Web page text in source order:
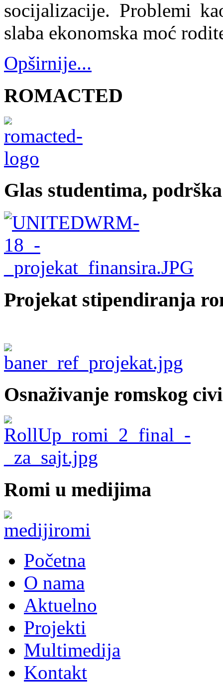
socijalizacije. Problemi
slaba ekonomska moć
Opširnije...
ROMACTED
Glas studentima,
Projekat stipendiranja
Osnaživanje romskog
Romi u medijima
Početna
O nama
Aktuelno
Projekti
Multimedija
Kontakt